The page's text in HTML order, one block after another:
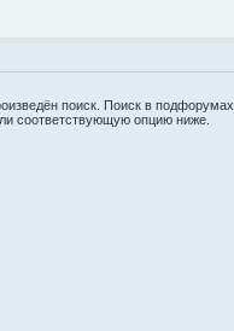
поиск. Поиск в подфорумах
соответствующую опцию ниже.